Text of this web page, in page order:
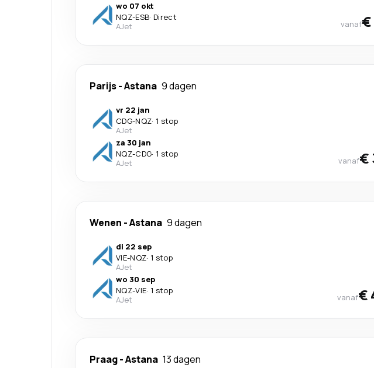
wo 07 okt
NQZ-ESB· Direct
AJet
vanaf€
Parijs-Astana 9 dagen
vr 22 jan
CDG-NQZ· 1 stop
AJet
za 30 jan
NQZ-CDG· 1 stop
AJet
vanaf€
Wenen -Astana 9 dagen
di 22 sep
VIE-NQZ· 1 stop
AJet
wo 30 sep
NQZ-VIE· 1 stop
AJet
vanaf€
Praag-Astana 13 dagen